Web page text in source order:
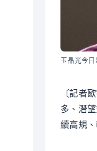
玉晶光今
〔記者
多、潛
續高規